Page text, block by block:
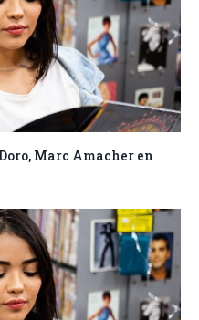
Marc Amacher en